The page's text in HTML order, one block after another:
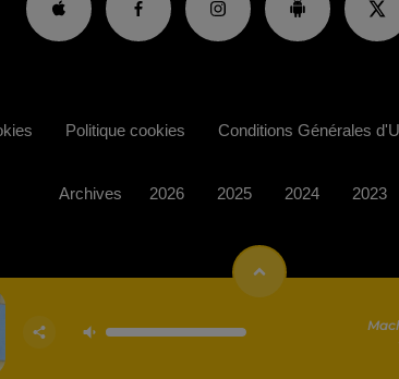
Politique cookies Conditions Générales
Archives 2026 2025 2024 2023